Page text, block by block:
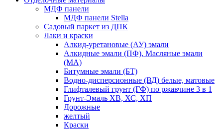
МДФ панели
МДФ панели Stella
Садовый паркет из ДПК
Лаки и краски
Алкид-уретановые (АУ) эмали
Алкидные эмали (ПФ), Масляные эмали
(МА)
Битумные эмали (БТ)
Водно-дисперсионные (ВД) белые, матовые
Глифталевый грунт (ГФ) по ржавчине 3 в 1
Грунт-Эмаль ХВ, ХС, ХП
Дорожные
желтый
Краски